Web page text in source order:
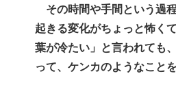
その時間や手間という過
起きる変化がちょっと怖く
葉が冷たい」と言われても
って、ケンカのようなこと